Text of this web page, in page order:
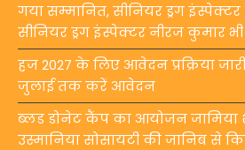
गया सम्मानित, सीनियर ड्रग
सीनियर ड्रग इंस्पेक्टर नीरज कुमार
हज 2027 के लिए आवेदन प्रक्रिया
जुलाई तक करें आवेदन
ब्लड डोनेट कैंप का आयोजन
उस्मानिया सोसायटी की जानिब से